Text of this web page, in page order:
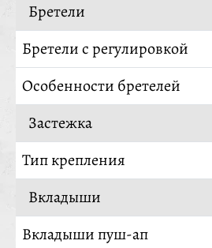
Бретели
Бретели с регулировкой
Особенности бретелей
Застежка
Тип крепления
Вкладыши
Вкладыши пуш-ап